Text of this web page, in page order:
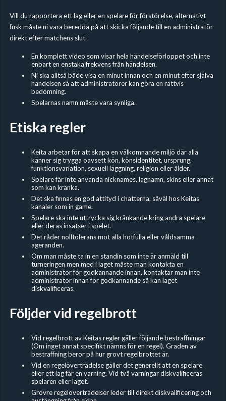
Vill du rapportera ett lag eller en spelare för förstörelse, alternativt
fusk måste ni vara beredda på att skicka följande till en administratör
direkt efter matchens slut.
En komplett video som visar hela händelseförloppet och inte
enbart en enstaka frekvens från händelsen.
Ni ska alltså både visa en minut innan och en minut efter själva
händelsen så att administratörer kan göra en rättvis
bedömning.
Spelarnas namn måste vara synliga.
Etiska regler
Keita arbetar för att skapa en välkomnande miljö där alla
känner sig trygga oavsett kön, könsidentitet, ursprung,
funktionsvariation, sexuell läggning, religion eller ålder.
Spelare får inte använda nicknames, lagnamn, skins eller annat
som kan kränka.
Det ska finnas en god attityd i chatterna, såväl hos Keitas
kanaler som in game.
Spelare ska inte uttrycka sig kränkande kring andra spelare
eller deras insatser i spelet.
Det råder nolltolerans mot alla hotfulla eller våldsamma
ageranden.
Om man måste ta in en standin som inte är anmäld till
turneringen men med i laget måste man kontakta en
administratör för godkännande innan, kontaktar man inte
administratör innan för godkännande så kan laget
diskvalificeras.
Följder vid regelbrott
Vid regelbrott av Keitas regler gäller följande bestraffningar
(Om inget annat specifikt nämns för en regel). Graden av
bestraffning beror på hur grovt regelbrottet är.
Vid en regelöverträdelse gäller det generellt att en spelare
eller ett lag får en varning. Vid två varningar diskvalificeras
spelaren eller laget.
Grövre regelöverträdelser leder till direkt diskvalificering och